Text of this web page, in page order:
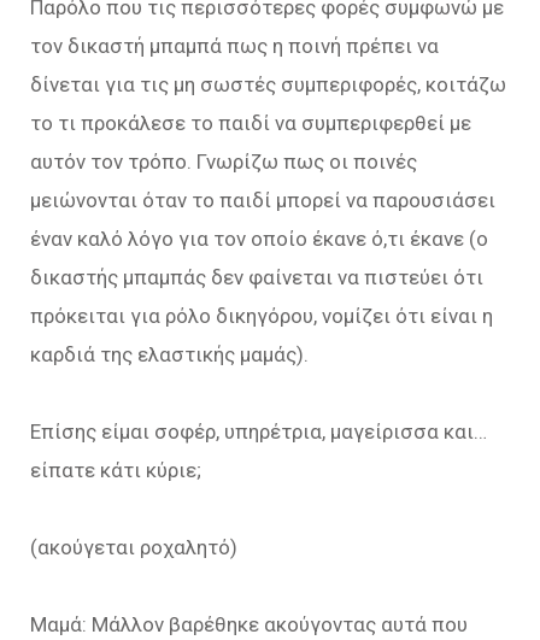
Παρόλο που τις περισσότερες φορές συμφωνώ με
τον δικαστή μπαμπά πως η ποινή πρέπει να
δίνεται για τις μη σωστές συμπεριφορές, κοιτάζω
το τι προκάλεσε το παιδί να συμπεριφερθεί με
αυτόν τον τρόπο. Γνωρίζω πως οι ποινές
μειώνονται όταν το παιδί μπορεί να παρουσιάσει
έναν καλό λόγο για τον οποίο έκανε ό,τι έκανε (ο
δικαστής μπαμπάς δεν φαίνεται να πιστεύει ότι
πρόκειται για ρόλο δικηγόρου, νομίζει ότι είναι η
καρδιά της ελαστικής μαμάς).
Επίσης είμαι σοφέρ, υπηρέτρια, μαγείρισσα και…
είπατε κάτι κύριε;
(ακούγεται ροχαλητό)
Μαμά: Μάλλον βαρέθηκε ακούγοντας αυτά που